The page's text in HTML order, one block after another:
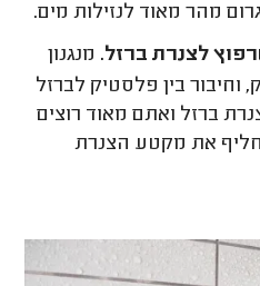
מהר מאוד לנזילות מים.
לצנרת ברזל. מנגנון
בין פלסטיק לברזל
ברזל ואתם מאוד רוצים
את מקטע הצנרת